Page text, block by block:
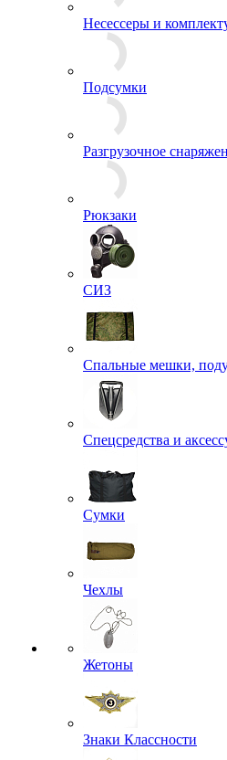
Несессеры и
Подсумки
Разгрузочное
Рюкзаки
СИЗ
Спальные мешки,
Спецсредства и
Сумки
Чехлы
Жетоны